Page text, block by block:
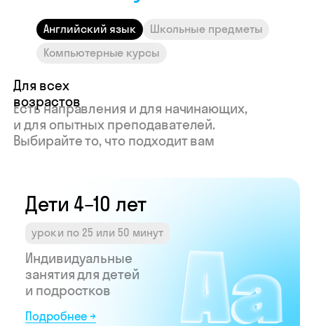
Английский язык
Школьные предметы
Компьютерные курсы
Индивидуальные
занятия для детей
и подростков
доход в Skyeng
Рассчитать →